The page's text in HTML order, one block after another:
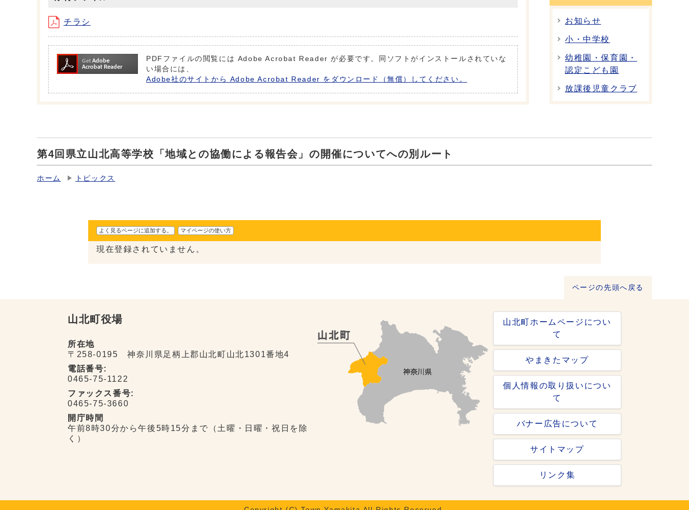
チラシ
PDFファイルの閲覧には Adobe Acrobat Reader が必要です。同ソフトがインストールされていな
い場合には、
Adobe社のサイトから Adobe Acrobat Reader をダウンロード（無償）してください。
お知らせ
小・中学校
幼稚園・保育園・
認定こども園
放課後児童クラブ
第4回県立山北高等学校「地域との協働による報告会」の開催についてへの別ルート
ホーム トピックス
よく見るページに追加する。 マイページの使い方
現在登録されていません。
ページの先頭へ戻る
山北町役場
所在地
〒258-0195 神奈川県足柄上郡山北町山北1301番地4
電話番号:
0465-75-1122
ファックス番号:
0465-75-3660
開庁時間
午前8時30分から午後5時15分まで（土曜・日曜・祝日を除
く）
山北町ホームページについ
て
やまきたマップ
個人情報の取り扱いについ
て
バナー広告について
サイトマップ
リンク集